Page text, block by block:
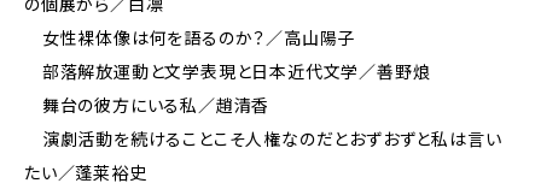
の個展から／白凛
女性裸体像は何を語るのか？／高山陽子
部落解放運動と文学表現と日本近代文学／善野烺
舞台の彼方にいる私／趙清香
演劇活動を続けることこそ人権なのだとおずおずと私は言い
たい／蓬莱裕史